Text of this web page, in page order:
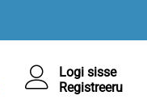
Logi sisse
Registreeru